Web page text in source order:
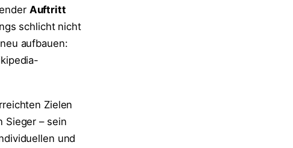
Auftritt
schlicht nicht
aufbauen:
Zielen
– sein
und